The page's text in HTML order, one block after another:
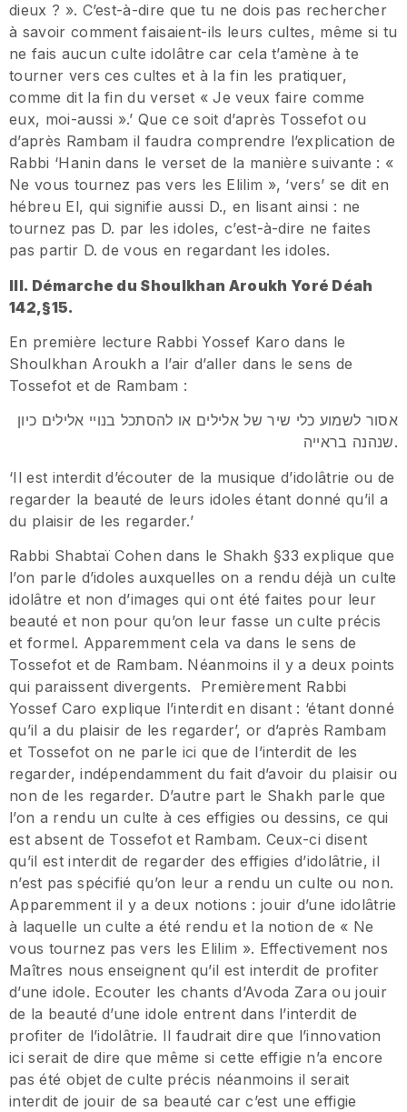
dieux ? ». C’est-à-dire que tu ne dois pas rechercher
à savoir comment faisaient-ils leurs cultes, même si tu
ne fais aucun culte idolâtre car cela t’amène à te
tourner vers ces cultes et à la fin les pratiquer,
comme dit la fin du verset « Je veux faire comme
eux, moi-aussi ».’ Que ce soit d’après Tossefot ou
d’après Rambam il faudra comprendre l’explication de
Rabbi ‘Hanin dans le verset de la manière suivante : «
Ne vous tournez pas vers les Elilim », ‘vers’ se dit en
hébreu El, qui signifie aussi D., en lisant ainsi : ne
tournez pas D. par les idoles, c’est-à-dire ne faites
pas partir D. de vous en regardant les idoles.
III. Démarche du Shoulkhan Aroukh Yoré Déah
142,§15.
En première lecture Rabbi Yossef Karo dans le
Shoulkhan Aroukh a l’air d’aller dans le sens de
Tossefot et de Rambam :
אסור לשמוע כלי שיר של אלילים או להסתכל בנויי אלילים כיון
שנהנה בראייה.
‘Il est interdit d’écouter de la musique d’idolâtrie ou de
regarder la beauté de leurs idoles étant donné qu’il a
du plaisir de les regarder.’
Rabbi Shabtaï Cohen dans le Shakh §33 explique que
l’on parle d’idoles auxquelles on a rendu déjà un culte
idolâtre et non d’images qui ont été faites pour leur
beauté et non pour qu’on leur fasse un culte précis
et formel. Apparemment cela va dans le sens de
Tossefot et de Rambam. Néanmoins il y a deux points
qui paraissent divergents. Premièrement Rabbi
Yossef Caro explique l’interdit en disant : ‘étant donné
qu’il a du plaisir de les regarder’, or d’après Rambam
et Tossefot on ne parle ici que de l’interdit de les
regarder, indépendamment du fait d’avoir du plaisir ou
non de les regarder. D’autre part le Shakh parle que
l’on a rendu un culte à ces effigies ou dessins, ce qui
est absent de Tossefot et Rambam. Ceux-ci disent
qu’il est interdit de regarder des effigies d’idolâtrie, il
n’est pas spécifié qu’on leur a rendu un culte ou non.
Apparemment il y a deux notions : jouir d’une idolâtrie
à laquelle un culte a été rendu et la notion de « Ne
vous tournez pas vers les Elilim ». Effectivement nos
Maîtres nous enseignent qu’il est interdit de profiter
d’une idole. Ecouter les chants d’Avoda Zara ou jouir
de la beauté d’une idole entrent dans l’interdit de
profiter de l’idolâtrie. Il faudrait dire que l’innovation
ici serait de dire que même si cette effigie n’a encore
pas été objet de culte précis néanmoins il serait
interdit de jouir de sa beauté car c’est une effigie